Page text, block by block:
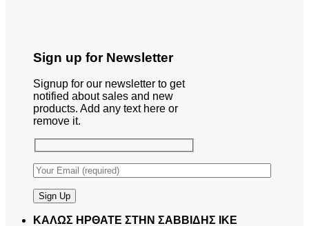
Sign up for Newsletter
Signup for our newsletter to get
notified about sales and new
products. Add any text here or
remove it.
ΚΑΛΩΣ ΗΡΘΑΤΕ ΣΤΗΝ ΣΑΒΒΙΔΗΣ ΙΚΕ